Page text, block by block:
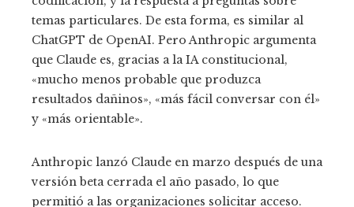
temas particulares. De esta forma, es similar al
ChatGPT de OpenAI. Pero Anthropic argumenta
que Claude es, gracias a la IA constitucional,
«mucho menos probable que produzca
resultados dañinos», «más fácil conversar con él»
y «más orientable».
Anthropic lanzó Claude en marzo después de una
versión beta cerrada el año pasado, lo que
permitió a las organizaciones solicitar acceso.